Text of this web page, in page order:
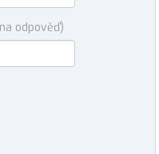
odpověď)